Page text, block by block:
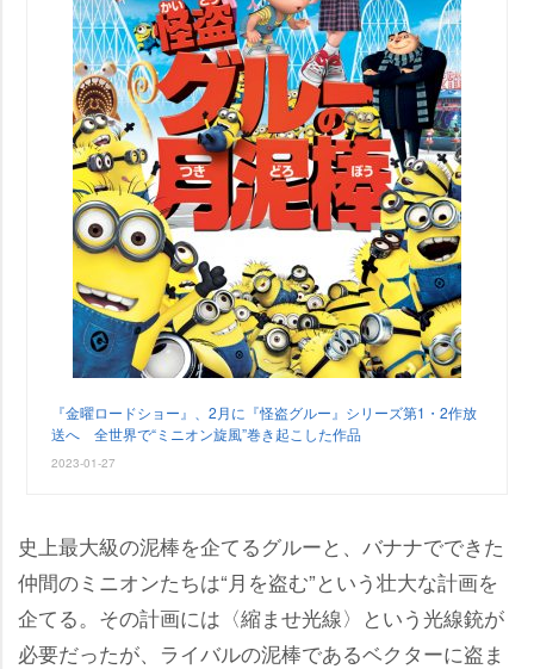
『金曜ロードショー』、2月に『怪盗グルー』シリーズ第1・2作放
送へ 全世界で“ミニオン旋風”巻き起こした作品
2023-01-27
史上最大級の泥棒を企てるグルーと、バナナでできた
仲間のミニオンたちは“月を盗む”という壮大な計画を
企てる。その計画には〈縮ませ光線〉という光線銃が
必要だったが、ライバルの泥棒であるベクターに盗ま